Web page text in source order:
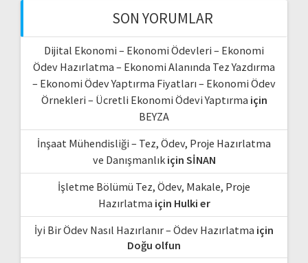
SON YORUMLAR
Dijital Ekonomi – Ekonomi Ödevleri – Ekonomi
Ödev Hazırlatma – Ekonomi Alanında Tez Yazdırma
– Ekonomi Ödev Yaptırma Fiyatları – Ekonomi Ödev
Örnekleri – Ücretli Ekonomi Ödevi Yaptırma için
BEYZA
İnşaat Mühendisliği – Tez, Ödev, Proje Hazırlatma
ve Danışmanlıkiçin SİNAN
İşletme Bölümü Tez, Ödev, Makale, Proje
Hazırlatma için Hulki er
İyi Bir Ödev Nasıl Hazırlanır – Ödev Hazırlatma için
Doğu olfun